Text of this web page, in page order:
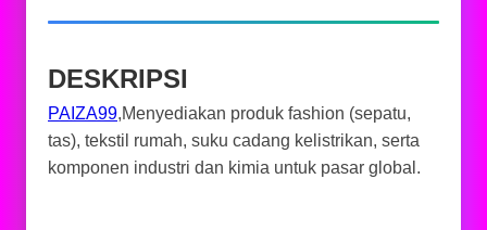
DESKRIPSI
PAIZA99,Menyediakan produk fashion (sepatu,
tas), tekstil rumah, suku cadang kelistrikan, serta
komponen industri dan kimia untuk pasar global.